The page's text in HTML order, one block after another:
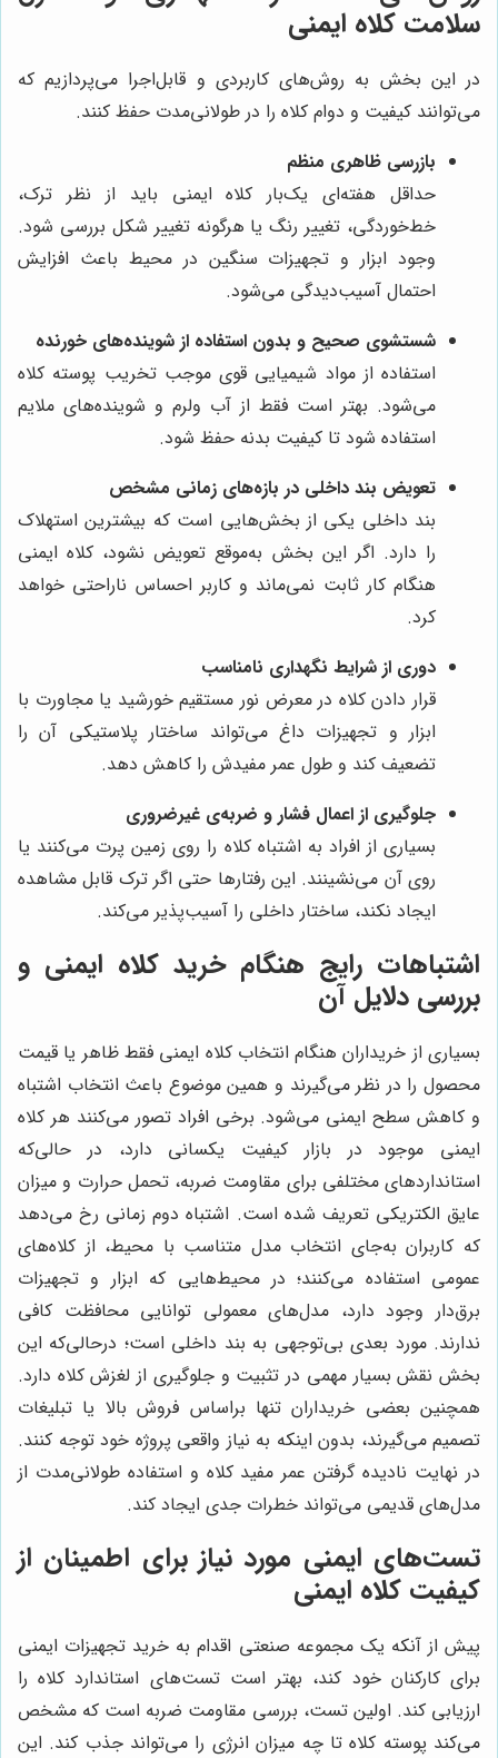
سلامت کلاه ایمنی
در این بخش به روش‌های کاربردی و قابل‌اجرا می‌پردازیم که
می‌توانند کیفیت و دوام کلاه را در طولانی‌مدت حفظ کنند.
بازرسی ظاهری منظم
حداقل هفته‌ای یک‌بار کلاه ایمنی باید از نظر ترک،
خط‌خوردگی، تغییر رنگ یا هرگونه تغییر شکل بررسی شود.
وجود ابزار و تجهیزات سنگین در محیط باعث افزایش
احتمال آسیب‌دیدگی می‌شود.
شستشوی صحیح و بدون استفاده از شوینده‌های خورنده
استفاده از مواد شیمیایی قوی موجب تخریب پوسته کلاه
می‌شود. بهتر است فقط از آب ولرم و شوینده‌های ملایم
استفاده شود تا کیفیت بدنه حفظ شود.
تعویض بند داخلی در بازه‌های زمانی مشخص
بند داخلی یکی از بخش‌هایی است که بیشترین استهلاک
را دارد. اگر این بخش به‌موقع تعویض نشود، کلاه ایمنی
هنگام کار ثابت نمی‌ماند و کاربر احساس ناراحتی خواهد
کرد.
دوری از شرایط نگهداری نامناسب
قرار دادن کلاه در معرض نور مستقیم خورشید یا مجاورت با
ابزار و تجهیزات داغ می‌تواند ساختار پلاستیکی آن را
تضعیف کند و طول عمر مفیدش را کاهش دهد.
جلوگیری از اعمال فشار و ضربه‌ی غیرضروری
بسیاری از افراد به اشتباه کلاه را روی زمین پرت می‌کنند یا
روی آن می‌نشینند. این رفتارها حتی اگر ترک قابل مشاهده
ایجاد نکند، ساختار داخلی را آسیب‌پذیر می‌کند.
اشتباهات رایج هنگام خرید کلاه ایمنی و
بررسی دلایل آن
بسیاری از خریداران هنگام انتخاب کلاه ایمنی فقط ظاهر یا قیمت
محصول را در نظر می‌گیرند و همین موضوع باعث انتخاب اشتباه
و کاهش سطح ایمنی می‌شود. برخی افراد تصور می‌کنند هر کلاه
ایمنی موجود در بازار کیفیت یکسانی دارد، در حالی‌که
استانداردهای مختلفی برای مقاومت ضربه، تحمل حرارت و میزان
عایق الکتریکی تعریف شده است. اشتباه دوم زمانی رخ می‌دهد
که کاربران به‌جای انتخاب مدل متناسب با محیط، از کلاه‌های
عمومی استفاده می‌کنند؛ در محیط‌هایی که ابزار و تجهیزات
برق‌دار وجود دارد، مدل‌های معمولی توانایی محافظت کافی
ندارند. مورد بعدی بی‌توجهی به بند داخلی است؛ درحالی‌که این
بخش نقش بسیار مهمی در تثبیت و جلوگیری از لغزش کلاه دارد.
همچنین بعضی خریداران تنها براساس فروش بالا یا تبلیغات
تصمیم می‌گیرند، بدون اینکه به نیاز واقعی پروژه خود توجه کنند.
در نهایت نادیده گرفتن عمر مفید کلاه و استفاده طولانی‌مدت از
مدل‌های قدیمی می‌تواند خطرات جدی ایجاد کند.
تست‌های ایمنی مورد نیاز برای اطمینان از
کیفیت کلاه ایمنی
پیش از آنکه یک مجموعه صنعتی اقدام به خرید تجهیزات ایمنی
برای کارکنان خود کند، بهتر است تست‌های استاندارد کلاه را
ارزیابی کند. اولین تست، بررسی مقاومت ضربه است که مشخص
می‌کند پوسته کلاه تا چه میزان انرژی را می‌تواند جذب کند. این